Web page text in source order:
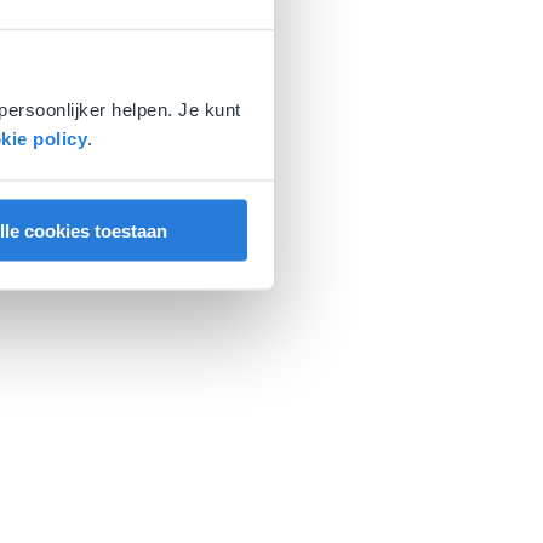
helpen. Je kunt
policy.
cookies toestaan